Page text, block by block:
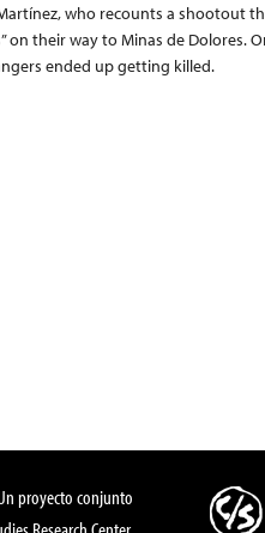
who recounts a shootout
on their way to Minas de Dolores.
ended up getting killed.
proyecto conjunto